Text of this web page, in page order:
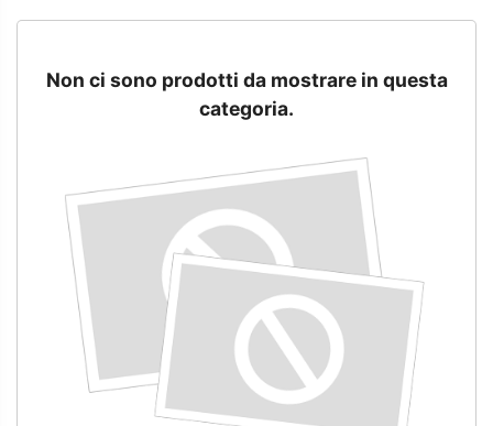
Non ci sono prodotti da mostrare in questa
categoria.